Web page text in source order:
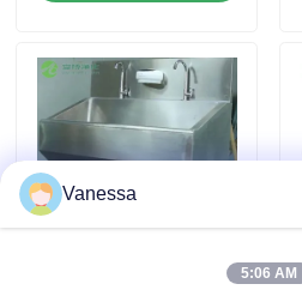
Nouvelles
Cas
Théâtre modulaire
Pièce propre modulaire
Évier médical en acier
Vanessa
5:06 AM